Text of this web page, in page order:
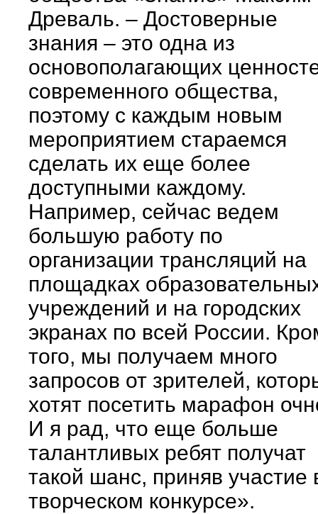
Древаль. – Достоверные
знания – это одна из
основополагающих
современного общества,
поэтому с каждым новым
мероприятием стараемся
сделать их еще более
доступными каждому.
Например, сейчас ведем
большую работу по
организации трансляций на
площадках
учреждений и на городских
экранах по всей России.
того, мы получаем много
запросов от зрителей,
хотят посетить марафон
И я рад, что еще больше
талантливых ребят получат
такой шанс, приняв участие
творческом конкурсе».